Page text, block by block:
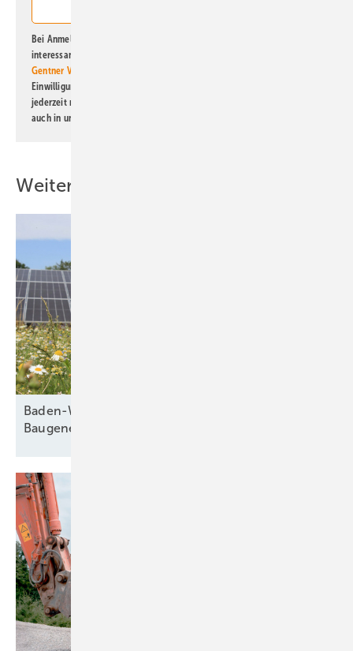
Bei Anmeldung zu diesem Newsletter bin ich damit einverstanden, über
interessante Verlags- und Online-Angebote
Gentner Verlag GmbH & Co. KG
Einwilligung kann ich jederzeit widerrufen und eine Abmeldung ist
jederzeit möglich. Informationen zum Umgang mit Daten finden Sie
auch in unserer
Weitere Inhalte
Baden-Württemberg befreit Solarparks von der
Baugenehmigung